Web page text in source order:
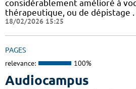
considérablement amélioré à
thérapeutique, ou de dépistage
18/02/2026 15:25
PAGES
relevance: 100%
Audiocampus